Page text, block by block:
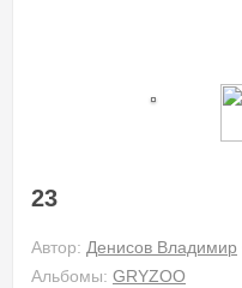
23
Автор: Денисов Владимир
Альбомы: GRYZOO